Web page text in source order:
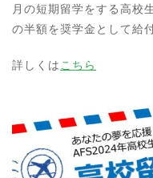
月の短期留学をする高校
の半額を奨学金として給
詳しくはこちら